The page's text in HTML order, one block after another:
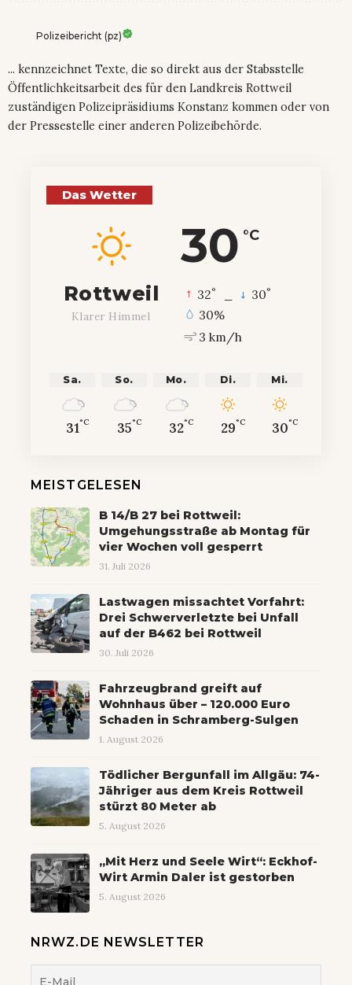
Polizeibericht (pz)
... kennzeichnet Texte, die so direkt aus der Stabsstelle
Öffentlichkeitsarbeit des für den Landkreis Rottweil
zuständigen Polizeipräsidiums Konstanz kommen oder von
der Pressestelle einer anderen Polizeibehörde.
Das Wetter
30 °C
Rottweil
Klarer Himmel
32° 30°
30%
3 km/h
Sa.
31°C
So.
35°C
Mo.
32°C
Di.
29°C
Mi.
30°C
MEISTGELESEN
B 14/B 27 bei Rottweil:
Umgehungsstraße ab Montag für
vier Wochen voll gesperrt
31. Juli 2026
Lastwagen missachtet Vorfahrt:
Drei Schwerverletzte bei Unfall
auf der B462 bei Rottweil
30. Juli 2026
Fahrzeugbrand greift auf
Wohnhaus über – 120.000 Euro
Schaden in Schramberg-Sulgen
1. August 2026
Tödlicher Bergunfall im Allgäu: 74-
Jähriger aus dem Kreis Rottweil
stürzt 80 Meter ab
5. August 2026
„Mit Herz und Seele Wirt“: Eckhof-
Wirt Armin Daler ist gestorben
5. August 2026
NRWZ.DE NEWSLETTER